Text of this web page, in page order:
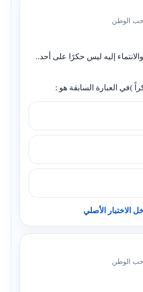
حب الوطن
إليه ليس حكرًا على أحد..
)في العبارة السابقة هو :
الاختبار الأصلي
حب الوطن